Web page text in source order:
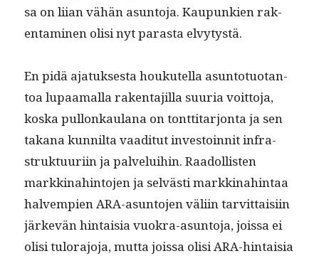
sa on liian vähän asun­to­ja. Kaupunkien rak­
en­t­a­mi­nen olisi nyt paras­ta elvytystä.
En pidä ajatuk­ses­ta houkutel­la asun­to­tuotan­
toa lupaa­mal­la rak­en­ta­jil­la suuria voit­to­ja,
kos­ka pul­lonkaulana on tont­ti­tar­jon­ta ja sen
takana kun­nil­ta vaa­di­tut investoin­nit infra­
struk­tu­uri­in ja palvelui­hin. Raadol­lis­ten
markki­nahin­to­jen ja selvästi markki­nahin­taa
halvem­pi­en ARA-asun­to­jen väli­in tarvit­taisi­in
järkevän hin­taisia vuokra-asun­to­ja, jois­sa ei
olisi tulo­rajo­ja, mut­ta jois­sa olisi ARA-hin­taisia